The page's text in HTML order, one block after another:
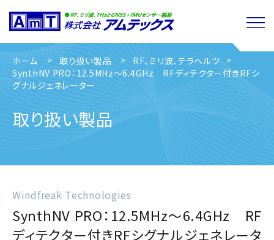
ホーム 取り扱い製品
RF、ミリ波、テラヘルツ
SynthNV PRO：12.5MHz～6.4GHz RFディテクター付きRFシ
グナルジェネレーター
取り扱い製品
Windfreak Technologies
SynthNV PRO：12.5MHz～6.4GHz RF
ディテクター付きRFシグナルジェネレータ